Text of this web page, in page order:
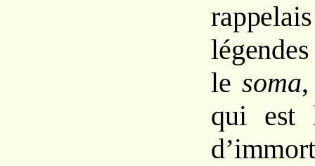
lesoma
qui est